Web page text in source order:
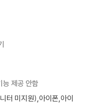
능 제공 안함
터 미지원),아이폰,아이